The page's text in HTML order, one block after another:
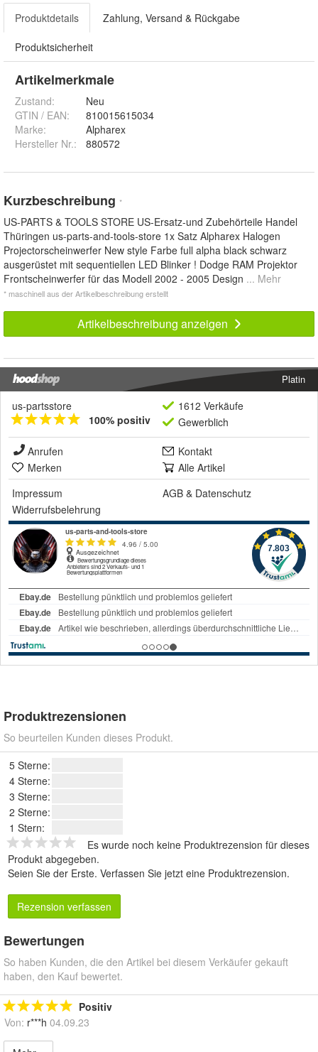
Produktdetails Zahlung, Versand & Rückgabe
Produktsicherheit
Artikelmerkmale
Zustand:
Neu
GTIN / EAN:
810015615034
Marke:
Alpharex
Hersteller Nr.:
880572
Kurzbeschreibung *
US-PARTS & TOOLS STORE US-Ersatz-und Zubehörteile Handel
Thüringen us-parts-and-tools-store 1x Satz Alpharex Halogen
Projectorscheinwerfer New style Farbe full alpha black schwarz
ausgerüstet mit sequentiellen LED Blinker ! Dodge RAM Projektor
Frontscheinwerfer für das Modell 2002 - 2005 Design ... Mehr
* maschinell aus der Artikelbeschreibung erstellt
Artikelbeschreibung anzeigen
Platin
us-partsstore
100% positiv
1612 Verkäufe
Gewerblich
Anrufen
Kontakt
Merken
Alle Artikel
Impressum
AGB & Datenschutz
Widerrufsbelehrung
Produktrezensionen
So beurteilen Kunden dieses Produkt.
5 Sterne:
4 Sterne:
3 Sterne:
2 Sterne:
1 Stern:
Es wurde noch keine Produktrezension für dieses
Produkt abgegeben.
Seien Sie der Erste. Verfassen Sie jetzt eine Produktrezension.
Rezension verfassen
Bewertungen
So haben Kunden, die den Artikel bei diesem Verkäufer gekauft
haben, den Kauf bewertet.
Positiv
Von: r***h 04.09.23